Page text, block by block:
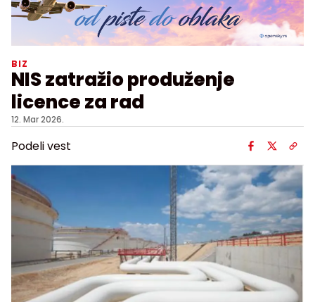
BIZ
NIS zatražio produženje
licence za rad
12. Mar 2026.
Podeli vest